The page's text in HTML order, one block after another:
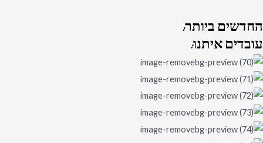
החדשיםביותר:
עובדיםאיתנו: